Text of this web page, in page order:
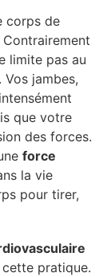
corps de
limite pas au
jambes,
que votre
des forces.
force
la vie
pour tirer,
pratique.